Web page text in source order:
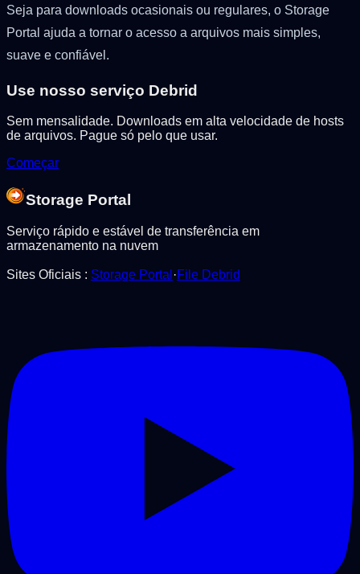
Seja para downloads ocasionais ou regulares, o Storage
Portal ajuda a tornar o acesso a arquivos mais simples,
suave e confiável.
Use nosso serviço Debrid
Sem mensalidade. Downloads em alta velocidade de hosts
de arquivos. Pague só pelo que usar.
Começar
Storage Portal
Serviço rápido e estável de transferência em
armazenamento na nuvem
Sites Oficiais : Storage Portal ·File Debrid